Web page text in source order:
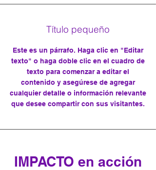
Título pequeño
Este es un párrafo. Haga clic en "Editar
texto" o haga doble clic en el cuadro de
texto para comenzar a editar el
contenido y asegúrese de agregar
cualquier detalle o información relevante
que desee compartir con sus visitantes.
IMPACTO en acción